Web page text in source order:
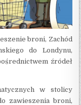
broni, Zachód
do Londynu,
źródeł
w stolicy
zawieszenia broni,